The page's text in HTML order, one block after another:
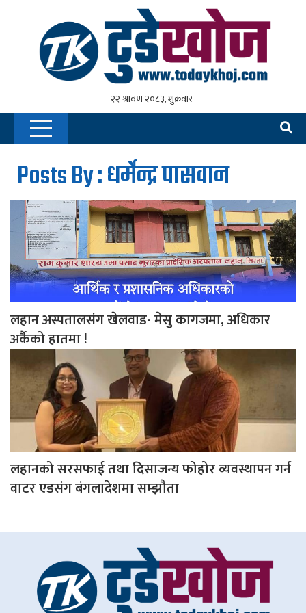
Posts By : धर्मेन्द्र पासवान
लहान अस्पतालसंग खेलवाड- मेसु कागजमा, अधिकार
अर्कैको हातमा !
लहानको सरसफाई तथा दिसाजन्य फोहोर व्यवस्थापन गर्न
वाटर एडसंग बंगलादेशमा सम्झौता